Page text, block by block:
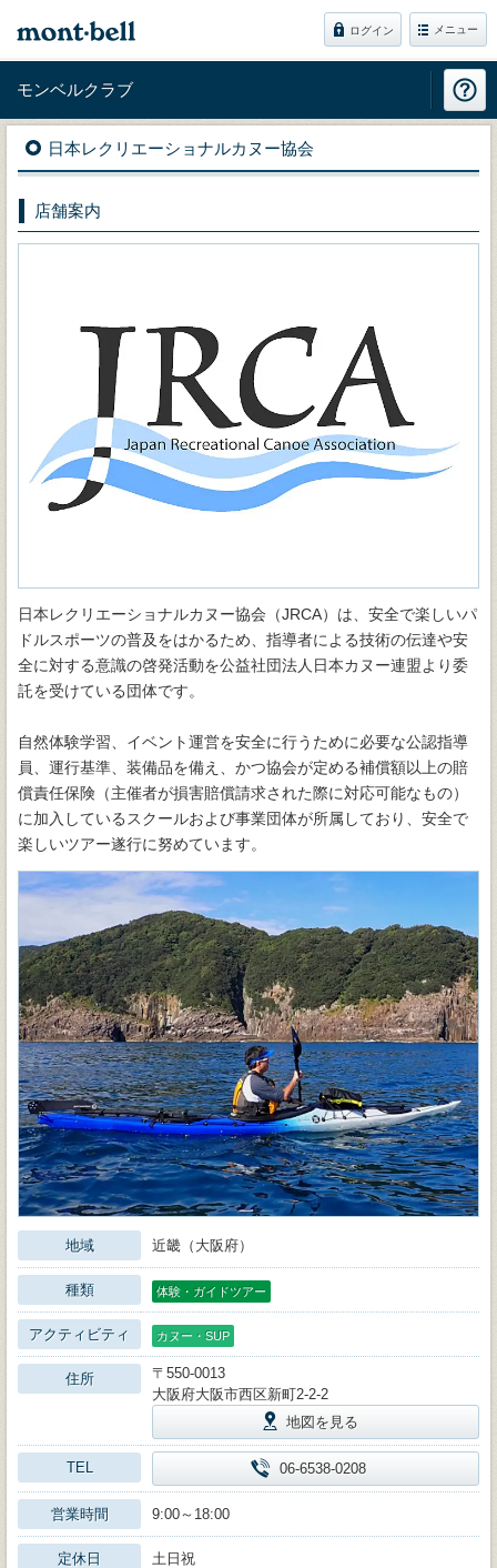
ログイン メニュー
モンベルクラブ
日本レクリエーショナルカヌー協会
店舗案内
日本レクリエーショナルカヌー協会（JRCA）は、安全で楽しいパ
ドルスポーツの普及をはかるため、指導者による技術の伝達や安
全に対する意識の啓発活動を公益社団法人日本カヌー連盟より委
託を受けている団体です。
自然体験学習、イベント運営を安全に行うために必要な公認指導
員、運行基準、装備品を備え、かつ協会が定める補償額以上の賠
償責任保険（主催者が損害賠償請求された際に対応可能なもの）
に加入しているスクールおよび事業団体が所属しており、安全で
楽しいツアー遂行に努めています。
地域 近畿（大阪府）
種類 体験・ガイドツアー
アクティビティ カヌー・SUP
住所
〒550-0013
大阪府大阪市西区新町2-2-2
地図を見る
TEL 06-6538-0208
営業時間 9:00～18:00
定休日 土日祝